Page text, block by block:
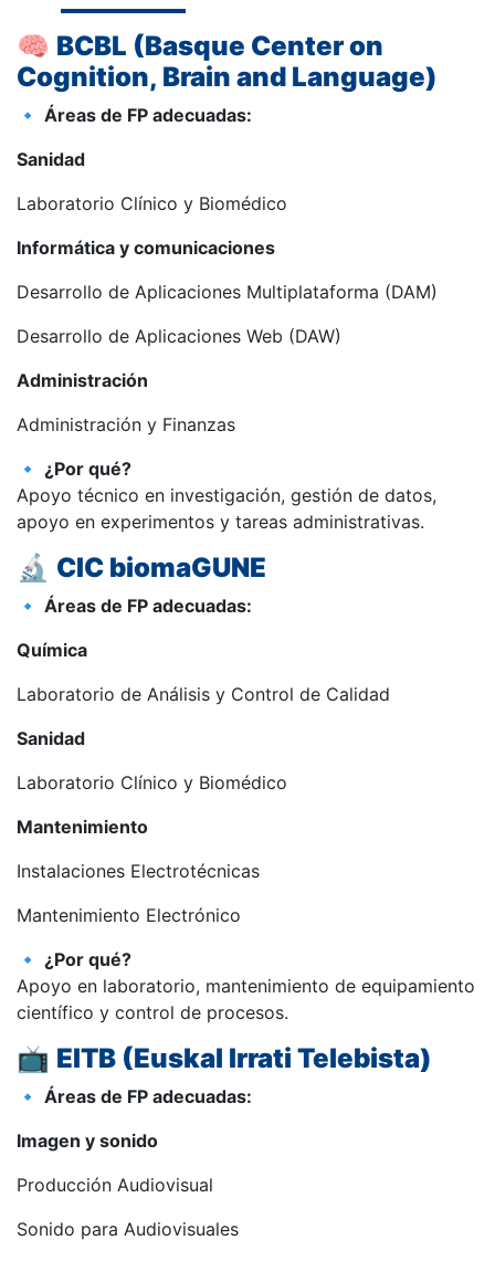
🧠 BCBL (Basque Center on
Cognition, Brain and Language)
🔹 Áreas de FP adecuadas:
Sanidad
Laboratorio Clínico y Biomédico
Informática y comunicaciones
Desarrollo de Aplicaciones Multiplataforma (DAM)
Desarrollo de Aplicaciones Web (DAW)
Administración
Administración y Finanzas
🔹 ¿Por qué?
Apoyo técnico en investigación, gestión de datos,
apoyo en experimentos y tareas administrativas.
🔬 CIC biomaGUNE
🔹 Áreas de FP adecuadas:
Química
Laboratorio de Análisis y Control de Calidad
Sanidad
Laboratorio Clínico y Biomédico
Mantenimiento
Instalaciones Electrotécnicas
Mantenimiento Electrónico
🔹 ¿Por qué?
Apoyo en laboratorio, mantenimiento de equipamiento
científico y control de procesos.
📺 EITB (Euskal Irrati Telebista)
🔹 Áreas de FP adecuadas:
Imagen y sonido
Producción Audiovisual
Sonido para Audiovisuales